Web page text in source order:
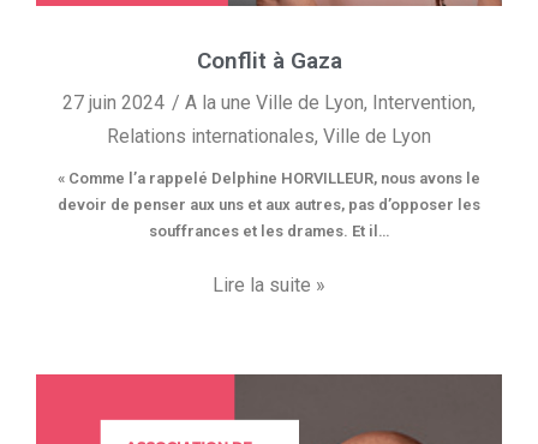
Conflit à Gaza
27 juin 2024 A la une Ville de Lyon, Intervention,
Relations internationales, Ville de Lyon
« Comme l’a rappelé Delphine HORVILLEUR, nous avons le
devoir de penser aux uns et aux autres, pas d’opposer les
souffrances et les drames. Et il…
Lire la suite »